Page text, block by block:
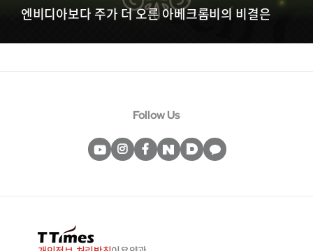
엔비디아보다 주가 더 오른 아베크롬비의 비결은
Follow Us